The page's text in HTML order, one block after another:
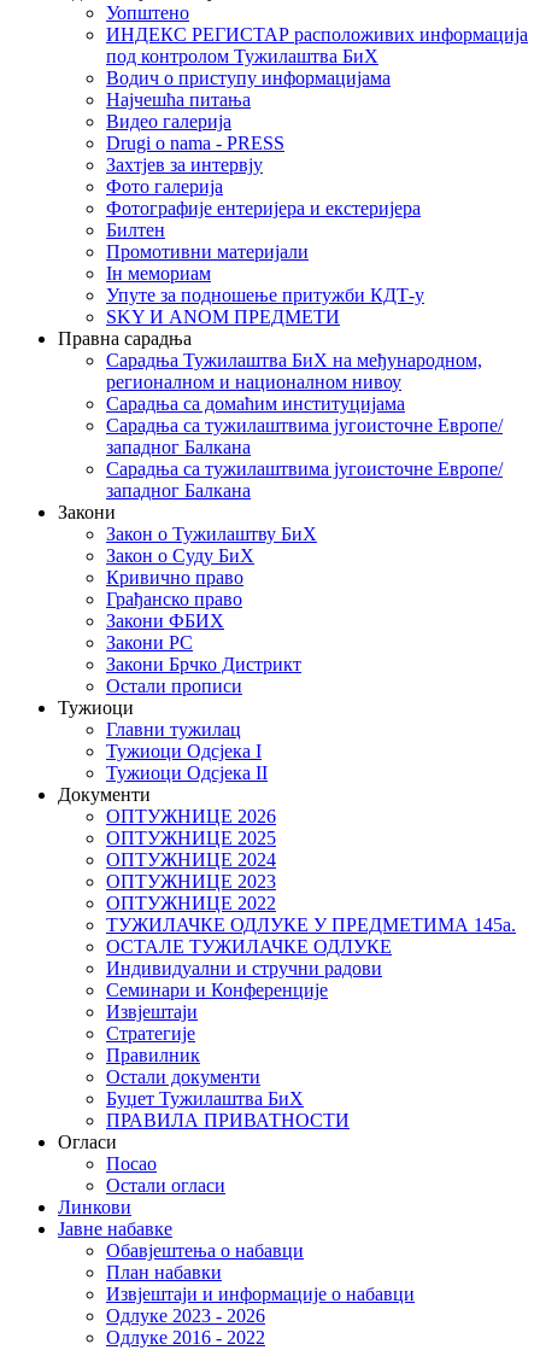
Уопштено
ИНДЕКС РЕГИСТАР расположивих информација
под контролом Тужилаштва БиХ
Водич о приступу информацијама
Најчешћа питања
Видео галерија
Drugi o nama - PRESS
Захтјев за интервју
Фото галерија
Фотографије ентеријера и екстеријера
Билтен
Промотивни материјали
Iн мемориам
Упуте за подношење притужби КДТ-у
SKY И ANOM ПРЕДМЕТИ
Правна сарадња
Сарадња Тужилаштва БиХ на међународном,
регионалном и националном нивоу
Сарадња са домаћим институцијама
Сарадња са тужилаштвима југоисточне Европе/
западног Балкана
Сарадња са тужилаштвима југоисточне Европе/
западног Балкана
Закони
Закон о Тужилаштву БиХ
Закон о Суду БиХ
Кривично право
Грађанско право
Закони ФБИХ
Закони РС
Закони Брчко Дистрикт
Остали прописи
Тужиоци
Главни тужилац
Тужиоци Oдсјекa I
Тужиоци Oдсјекa II
Документи
ОПТУЖНИЦЕ 2026
ОПТУЖНИЦЕ 2025
ОПТУЖНИЦЕ 2024
ОПТУЖНИЦЕ 2023
ОПТУЖНИЦЕ 2022
ТУЖИЛАЧКЕ ОДЛУКЕ У ПРЕДМЕТИМА 145а.
ОСТАЛЕ ТУЖИЛАЧКЕ ОДЛУКЕ
Индивидуални и стручни радови
Семинари и Конференције
Извјештаји
Стратегије
Правилник
Остали документи
Буџет Тужилаштва БиХ
ПРАВИЛА ПРИВАТНОСТИ
Огласи
Посао
Остали огласи
Линкови
Јавне набавке
Обавјештења о набавци
План набавки
Извјештаји и информације о набавци
Одлуке 2023 - 2026
Одлуке 2016 - 2022